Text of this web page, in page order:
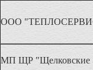
ООО
МП ЩР "Щелковские